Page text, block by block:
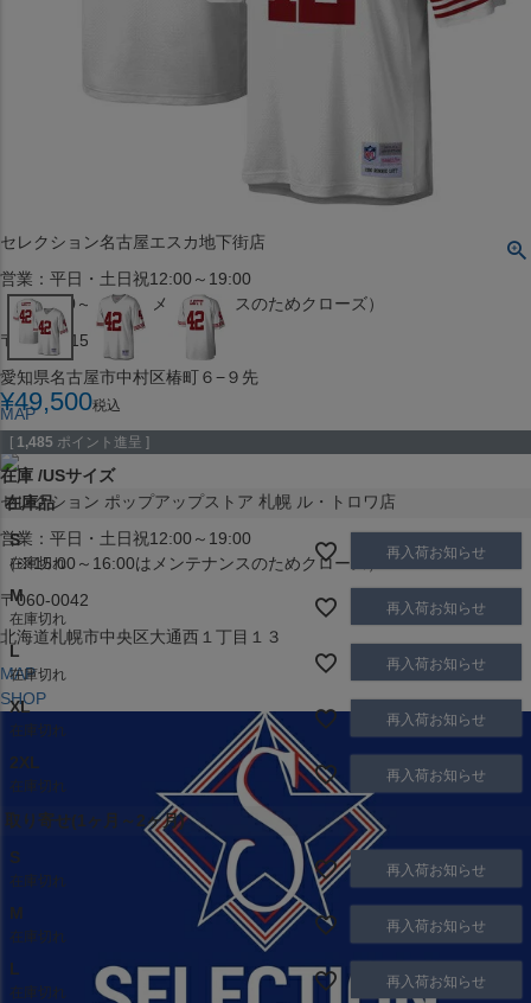
セレクション名古屋エスカ地下街店
営業：平日・土日祝12:00～19:00
（※15:00～16:00はメンテナンスのためクローズ）
〒453-0015
愛知県名古屋市中村区椿町６−９先
MAP
SHOP
セレクション ポップアップストア 札幌 ル・トロワ店
営業：平日・土日祝12:00～19:00
（※15:00～16:00はメンテナンスのためクローズ）
〒060-0042
北海道札幌市中央区大通西１丁目１３
MAP
SHOP
¥49,500税込
[ 1,485 ポイント進呈 ]
在庫 USサイズ
在庫品
S
在庫切れ
再入荷お知らせ
M
在庫切れ
再入荷お知らせ
L
在庫切れ
再入荷お知らせ
XL
在庫切れ
再入荷お知らせ
2XL
在庫切れ
再入荷お知らせ
取り寄せ(1ヶ月～2ヶ月)
S
在庫切れ
再入荷お知らせ
M
在庫切れ
再入荷お知らせ
L
在庫切れ
再入荷お知らせ